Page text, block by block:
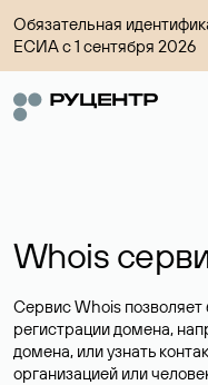
Обязательная
ЕСИА с 1 сентября 2026
Whois
Сервис Whois
регистрации домена,
домена, или узнать
организацией или